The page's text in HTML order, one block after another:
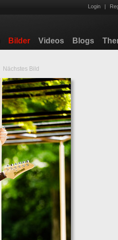
Login |
Bilder Videos Blogs
Nächstes Bild